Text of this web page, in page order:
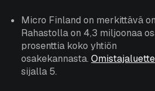
Micro Finland on merkittävä
Rahastolla on 4,3 miljoonaa
prosenttia koko yhtiön
osakekannasta.
sijalla 5.